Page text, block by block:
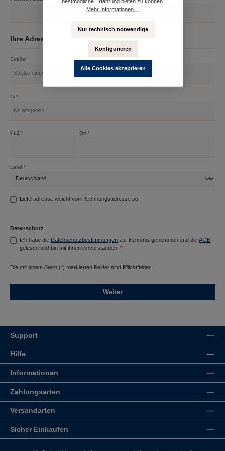
Ihre Adresse
Straße*
Nr.*
PLZ * Ort*
Land *
Lieferadresse weicht von Rechnungsadresse ab.
Datenschutz
Ich habe die Datenschutzbestimmungen zur Kenntnis genommen und dieAGB
gelesen und bin mit ihnen einverstanden.*
Die mit einem Stern (*) markierten Felder sind Pflichtfelder.
Weiter
Support
Hilfe
Informationen
Zahlungsarten
Versandarten
Sicher Einkaufen
Mehr Informationen ...
Nur technisch notwendige
Konfigurieren
Alle Cookies akzeptieren